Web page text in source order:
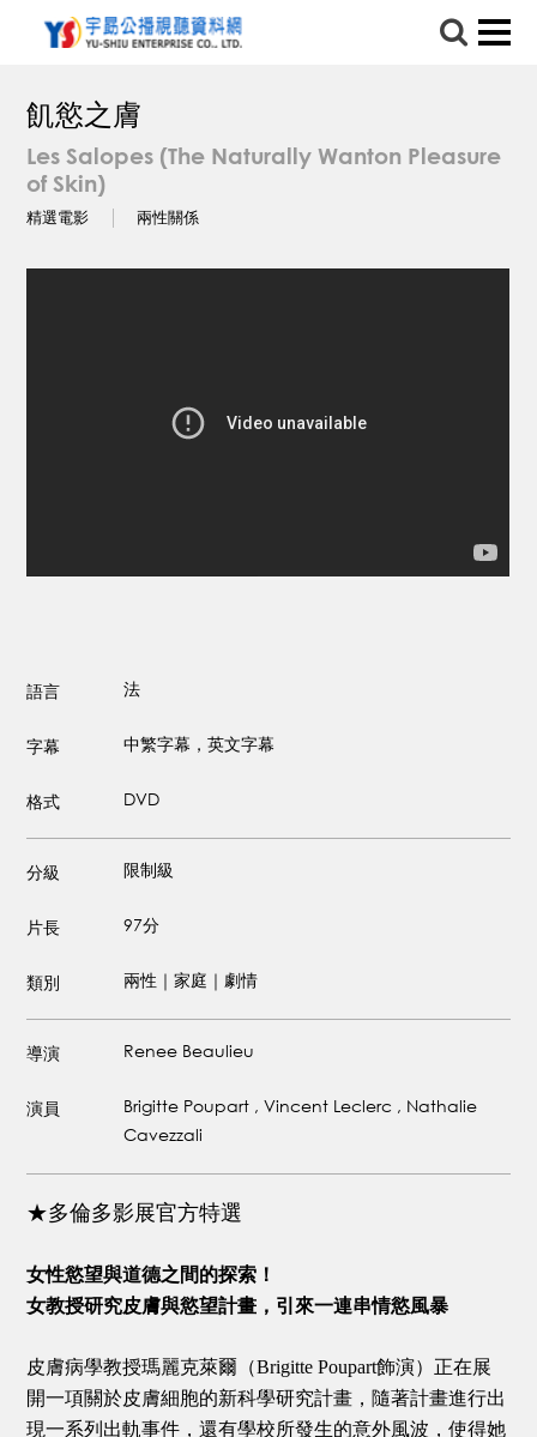
飢慾之膚
Les Salopes (The Naturally Wanton Pleasure
of Skin)
精選電影 兩性關係
語言 法
字幕 中繁字幕，英文字幕
格式 DVD
分級 限制級
片長 97分
類別 兩性｜家庭｜劇情
導演 Renee Beaulieu
演員
Brigitte Poupart , Vincent Leclerc , Nathalie
Cavezzali
★多倫多影展官方特選
女性慾望與道德之間的探索！
女教授研究皮膚與慾望計畫，引來一連串情慾風暴
皮膚病學教授瑪麗克萊爾（Brigitte Poupart飾演）正在展
開一項關於皮膚細胞的新科學研究計畫，隨著計畫進行出
現一系列出軌事件，還有學校所發生的意外風波，使得她